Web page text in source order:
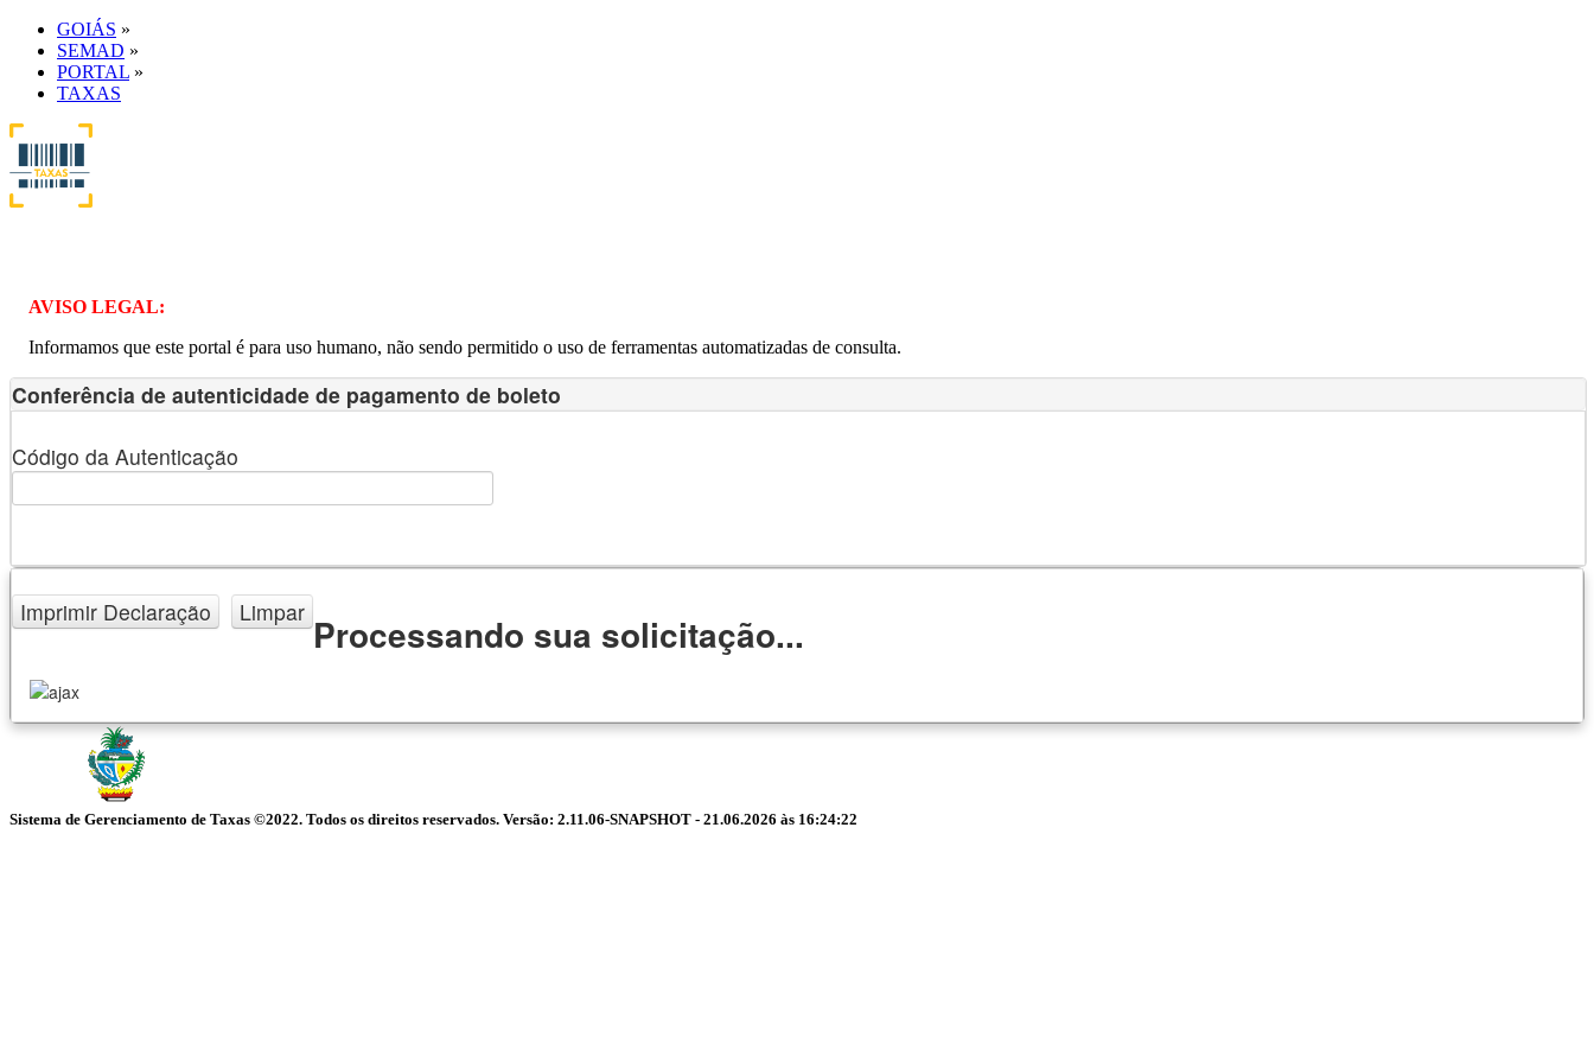
GOIÁS »
SEMAD »
PORTAL »
TAXAS
AVISO LEGAL:
Informamos que este portal é para uso humano, não sendo permitido o uso de ferramentas automatizadas de consulta.
Conferência de autenticidade de pagamento de boleto
Código da Autenticação
Imprimir Declaração Limpar Processando sua solicitação...
Sistema de Gerenciamento de Taxas ©2022. Todos os direitos reservados. Versão: 2.11.06-SNAPSHOT - 21.06.2026 às 16:24:22